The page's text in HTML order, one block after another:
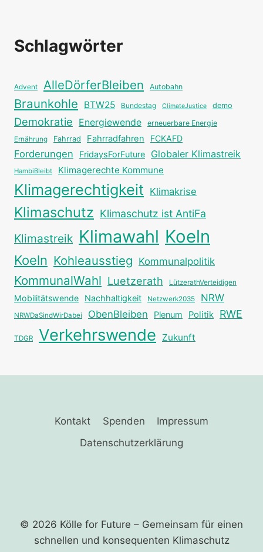
Schlagwörter
Advent AlleDörferBleiben Autobahn
Braunkohle BTW25 Bundestag ClimateJustice demo
Demokratie Energiewende erneuerbare Energie
Ernährung Fahrrad Fahrradfahren FCKAFD
Forderungen FridaysForFuture Globaler Klimastreik
HambiBleibt Klimagerechte Kommune
Klimagerechtigkeit Klimakrise
Klimaschutz Klimaschutz ist AntiFa
Klimastreik Klimawahl Koeln
Koeln Kohleausstieg Kommunalpolitik
KommunalWahl Luetzerath LützerathVerteidigen
Mobilitätswende Nachhaltigkeit Netzwerk2035 NRW
NRWDaSindWirDabei ObenBleiben Plenum Politik RWE
TDGR Verkehrswende Zukunft
Kontakt Spenden
Impressum
Datenschutzerklärung
© 2026 Kölle for Future – Gemeinsam für einen
schnellen und ­konsequenten Klimaschutz